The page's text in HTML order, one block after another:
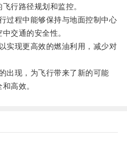
行路径规划和监控。
程中能够保持与地面控制中心
交通的安全性。
现更高效的燃油利用，减少对
现，为飞行带来了新的可能
高效。